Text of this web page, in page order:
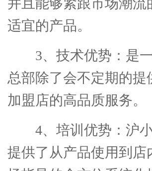
并且能够紧跟市场潮
适宜的产品。
3、技术优势：是
总部除了会不定期的
加盟店的高品质服务。
4、培训优势：沪
提供了从产品使用到